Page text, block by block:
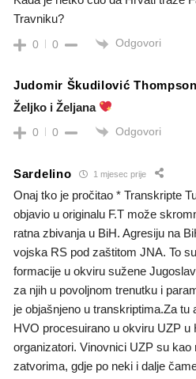
Travniku?
0 0 Odgovori
Judomir Škudilović Thompson
Željko i Željana
0 0 Odgovori
Sardelino 1 mjesec prije
Onaj tko je pročitao * Transkripte
objavio u originalu F.T može
ratna zbivanja u BiH. Agresiju na
vojska RS pod zaštitom JNA. To
formacije u okviru sužene
za njih u povoljnom trenutku i
je objašnjeno u transkriptima.Za tu
HVO procesuirano u okviru UZP u
organizatori. Vinovnici UZP su
zatvorima, gdje po neki i dalje